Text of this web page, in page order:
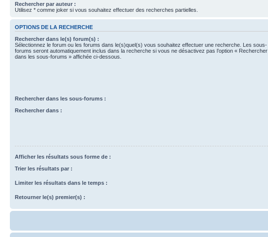
Rechercher par auteur :
Utilisez * comme joker si vous souhaitez effectuer des recherches partielles.
OPTIONS DE LA RECHERCHE
Rechercher dans le(s) forum(s) :
Sélectionnez le forum ou les forums dans le(s)quel(s) vous souhaitez effectuer une recherche. Les sous-
forums seront automatiquement inclus dans la recherche si vous ne désactivez pas l’option « Rechercher
dans les sous-forums » affichée ci-dessous.
Rechercher dans les sous-forums :
Rechercher dans :
Afficher les résultats sous forme de :
Trier les résultats par :
Limiter les résultats dans le temps :
Retourner le(s) premier(s) :